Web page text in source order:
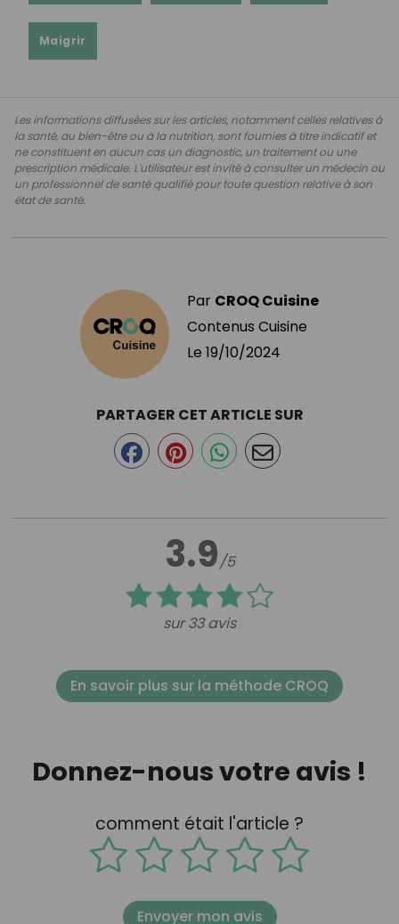
Maigrir
Les informations diffusées sur les articles, notamment celles relatives à
la santé, au bien-être ou à la nutrition, sont fournies à titre indicatif et
ne constituent en aucun cas un diagnostic, un traitement ou une
prescription médicale. L'utilisateur est invité à consulter un médecin ou
un professionnel de santé qualifié pour toute question relative à son
état de santé.
Par CROQ Cuisine
Contenus Cuisine
Le 19/10/2024
3.9/5
sur 33 avis
PARTAGER CET ARTICLE SUR
En savoir plus sur la méthode CROQ
Donnez-nous votre avis !
comment était l'article ?
Envoyer mon avis